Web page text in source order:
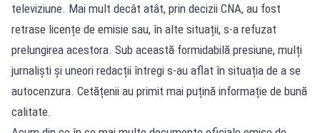
televiziune. Mai mult decât atât, prin decizii CNA, au fost
retrase licențe de emisie sau, în alte situații, s-a refuzat
prelungirea acestora. Sub această formidabilă presiune, mulți
jurnaliști și uneori redacții întregi s-au aflat în situația de a se
autocenzura. Cetățenii au primit mai puțină informație de bună
calitate.